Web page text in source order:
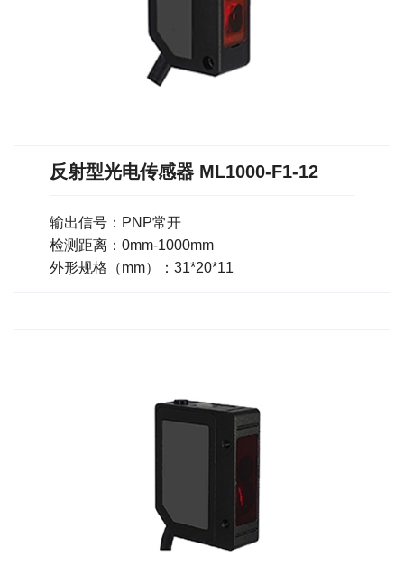
反射型光电传感器 ML1000-F1-12
输出信号：PNP常开
检测距离：0mm-1000mm
外形规格（mm）：31*20*11